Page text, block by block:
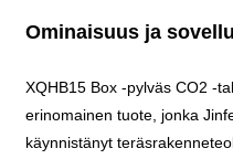
Ominaisuus ja
XQHB15 Box -pylväs CO2 -
erinomainen tuote, jonka
käynnistänyt